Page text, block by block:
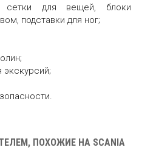
Scania Touring 51 место
Scania Touring 51 место
сетки для вещей, блоки
подставки для ног;
ПОХОЖИЕ НА SCANIA